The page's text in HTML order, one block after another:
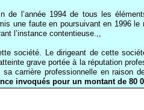
de l’année 1994 de tous les
une faute en poursuivant en
l’instance contentieuse.,,
société. Le dirigeant de cette
grave portée à la réputation
carrière professionnelle en raison
invoqués pour un montant de 80